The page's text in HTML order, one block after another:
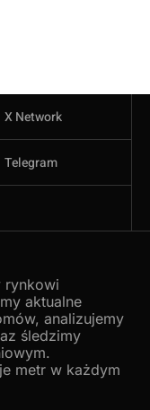
X Network
Telegram
rynkowi
aktualne
analizujemy
śledzimy
metr w każdym